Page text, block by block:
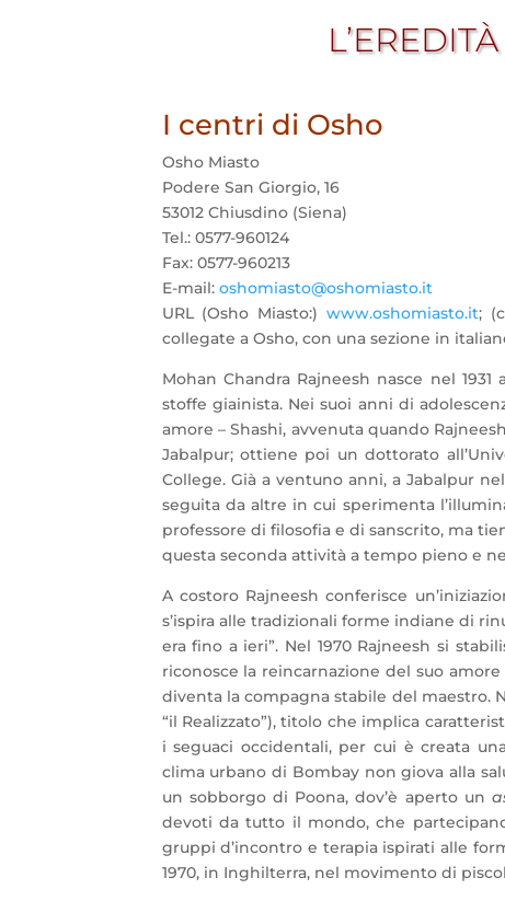
I centri di Osho
Osho Miasto
Podere San Giorgio, 16
53012 Chiusdino (Siena)
Tel.: 0577-960124
Fax: 0577-960213
E-mail: oshomiasto@oshomiasto.it
URL (Osho Miasto:) www.oshomiasto.it;
collegate a Osho, con una sezione in
Mohan Chandra Rajneesh nasce nel
stoffe giainista. Nei suoi anni di
amore – Shashi, avvenuta quando
Jabalpur; ottiene poi un dottorato
College. Già a ventuno anni, a Jabalpur
seguita da altre in cui sperimenta
professore di filosofia e di sanscrito, ma
questa seconda attività a tempo pieno e
A costoro Rajneesh conferisce
s’ispira alle tradizionali forme indiane di
era fino a ieri”. Nel 1970 Rajneesh si
riconosce la reincarnazione del suo
diventa la compagna stabile del maestro.
“il Realizzato”), titolo che implica
i seguaci occidentali, per cui è creata
clima urbano di Bombay non giova alla
un sobborgo di Poona, dov’è aperto un
devoti da tutto il mondo, che
gruppi d’incontro e terapia ispirati alle
1970, in Inghilterra, nel movimento di